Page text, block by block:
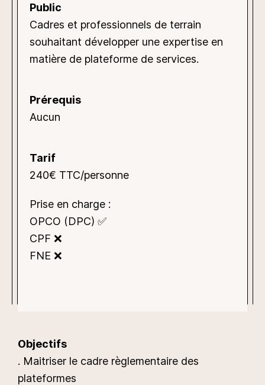
Public
Cadres et professionnels de terrain
souhaitant développer une expertise en
matière de plateforme de services.
Prérequis
Aucun
Tarif
240€ TTC/personne
Prise en charge :
OPCO (DPC) ✅
CPF ❌
FNE ❌
Objectifs
. Maitriser le cadre règlementaire des
plateformes